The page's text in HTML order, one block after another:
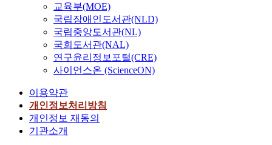
교육부(MOE)
국립장애인도서관(NLD)
국립중앙도서관(NL)
국회도서관(NAL)
연구윤리정보포털(CRE)
사이언스온 (ScienceON)
이용약관
개인정보처리방침
개인정보 재동의
기관소개